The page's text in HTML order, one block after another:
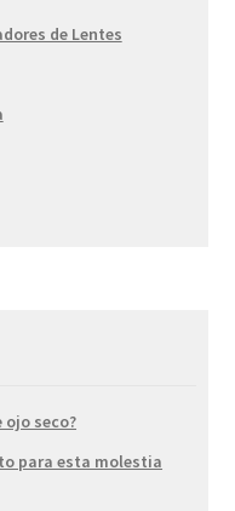
de Lentes
ojo seco?
para esta molestia